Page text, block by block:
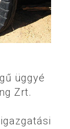
üggyé
Zrt.